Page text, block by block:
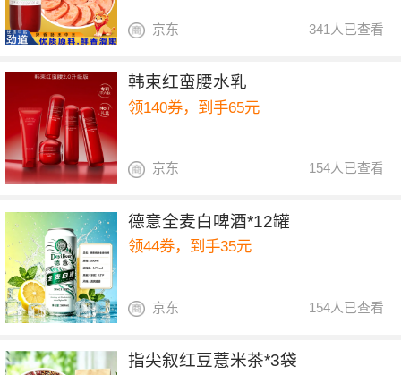
341人已查看
京东
韩束红蛮腰水乳
领140券，到手65元
154人已查看
京东
德意全麦白啤酒*12罐
领44券，到手35元
154人已查看
京东
指尖叙红豆薏米茶*3袋